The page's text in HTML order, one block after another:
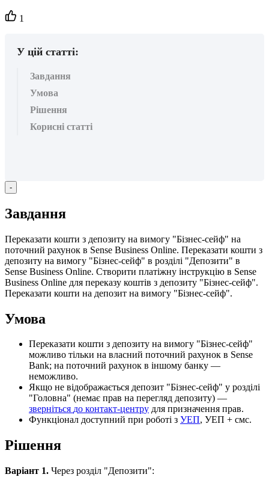
Кількість
вподобайок:
1
У цій статті:
Завдання
Умова
Рішення
Корисні статті
-
Завдання
Переказати кошти з депозиту на вимогу "Бізнес-сейф" на
поточний рахунок в Sense Business Online. Переказати кошти з
депозиту на вимогу "Бізнес-сейф" в розділі "Депозити" в
Sense Business Online. Створити платіжну інструкцію в Sense
Business Online для переказу коштів з депозиту "Бізнес-сейф".
Переказати кошти на депозит на вимогу "Бізнес-сейф".
Умова
Переказати кошти з депозиту на вимогу "Бізнес-сейф"
можливо тільки на власний поточний рахунок в Sense
Bank; на поточний рахунок в іншому банку —
неможливо.
Якщо не відображається депозит "Бізнес-сейф" у розділі
"Головна" (немає прав на перегляд депозиту) —
зверніться до контакт-центру для призначення прав.
Функціонал доступний при роботі з УЕП, УЕП + смс.
Рішення
Варіант 1. Через розділ "Депозити":